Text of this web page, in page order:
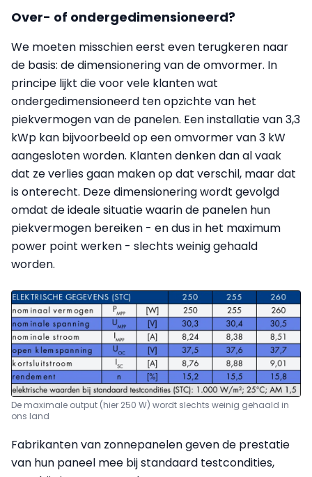
Over- of ondergedimensioneerd?
We moeten misschien eerst even terugkeren naar
de basis: de dimensionering van de omvormer. In
principe lijkt die voor vele klanten wat
ondergedimensioneerd ten opzichte van het
piekvermogen van de panelen. Een installatie van 3,3
kWp kan bijvoorbeeld op een omvormer van 3 kW
aangesloten worden. Klanten denken dan al vaak
dat ze verlies gaan maken op dat verschil, maar dat
is onterecht. Deze dimensionering wordt gevolgd
omdat de ideale situatie waarin de panelen hun
piekvermogen bereiken - en dus in het maximum
power point werken - slechts weinig gehaald
worden.
De maximale output (hier 250 W) wordt slechts weinig gehaald in
ons land
Fabrikanten van zonnepanelen geven de prestatie
van hun paneel mee bij standaard testcondities,